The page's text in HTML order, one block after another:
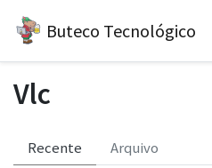
Buteco Tecnológico
Vlc
Recente Arquivo